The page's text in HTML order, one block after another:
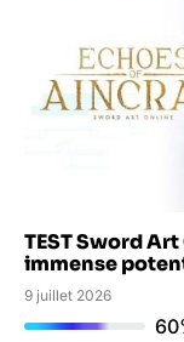
TEST Sword
immense
9 juillet 2026